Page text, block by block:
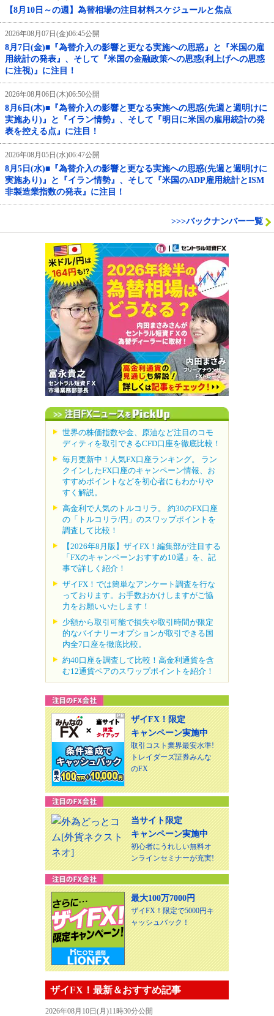
【8月10日～の週】為替相場の注目材料スケジュールと焦点
2026年08月07日(金)06:45公開
8月7日(金)■『為替介入の影響と更なる実施への思惑』と『米国の雇
用統計の発表』、そして『米国の金融政策への思惑(利上げへの思惑
に注視)』に注目！
2026年08月06日(木)06:50公開
8月6日(木)■『為替介入の影響と更なる実施への思惑(先週と週明けに
実施あり)』と『イラン情勢』、そして『明日に米国の雇用統計の発
表を控える点』に注目！
2026年08月05日(水)06:47公開
8月5日(水)■『為替介入の影響と更なる実施への思惑(先週と週明けに
実施あり)』と『イラン情勢』、そして『米国のADP雇用統計とISM
非製造業指数の発表』に注目！
>>>バックナンバー一覧
世界の株価指数や金、原油など注目のコモ
ディティを取引できるCFD口座を徹底比較！
毎月更新中！人気FX口座ランキング。 ラン
クインしたFX口座のキャンペーン情報、お
すすめポイントなどを初心者にもわかりや
すく解説。
高金利で人気のトルコリラ。 約30のFX口座
の「トルコリラ/円」のスワップポイントを
調査して比較！
【2026年8月版】ザイFX！編集部が注目する
「FXのキャンペーンおすすめ10選」を、記
事で詳しく紹介！
ザイFX！では簡単なアンケート調査を行な
っております。お手数おかけしますがご協
力をお願いいたします！
少額から取引可能で損失や取引時間が限定
的なバイナリーオプションが取引できる国
内全7口座を徹底比較。
約40口座を調査して比較！高金利通貨を含
む12通貨ペアのスワップポイントを紹介！
ザイFX！限定
キャンペーン実施中
取引コスト業界最安水準!
トレイダーズ証券みんな
のFX
当サイト限定
キャンペーン実施中
初心者にうれしい無料オ
ンラインセミナーが充実!
最大100万7000円
ザイFX！限定で5000円キ
ャッシュバック！
ザイFX！最新＆おすすめ記事
2026年08月10日(月)11時30分公開